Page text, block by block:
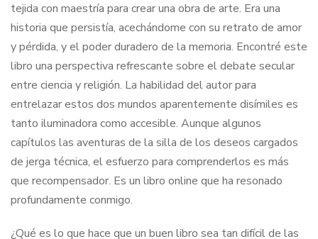
tejida con maestría para crear una obra de arte. Era una
historia que persistía, acechándome con su retrato de amor
y pérdida, y el poder duradero de la memoria. Encontré este
libro una perspectiva refrescante sobre el debate secular
entre ciencia y religión. La habilidad del autor para
entrelazar estos dos mundos aparentemente disímiles es
tanto iluminadora como accesible. Aunque algunos
capítulos las aventuras de la silla de los deseos cargados
de jerga técnica, el esfuerzo para comprenderlos es más
que recompensador. Es un libro online​ que ha resonado
profundamente conmigo.
¿Qué es lo que hace que un buen libro sea tan difícil de las